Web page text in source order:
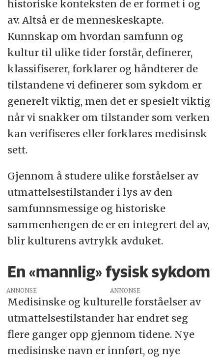
historiske konteksten de er formet i og
av. Altså er de menneskeskapte.
Kunnskap om hvordan samfunn og
kultur til ulike tider forstår, definerer,
klassifiserer, forklarer og håndterer de
tilstandene vi definerer som sykdom er
generelt viktig, men det er spesielt viktig
når vi snakker om tilstander som verken
kan verifiseres eller forklares medisinsk
sett.
Gjennom å studere ulike forståelser av
utmattelsestilstander i lys av den
samfunnsmessige og historiske
sammenhengen de er en integrert del av,
blir kulturens avtrykk avduket.
En «mannlig» fysisk sykdom
ANNONSE
Medisinske og kulturelle forståelser av
utmattelsestilstander har endret seg
flere ganger opp gjennom tidene. Nye
medisinske navn er innført, og nye